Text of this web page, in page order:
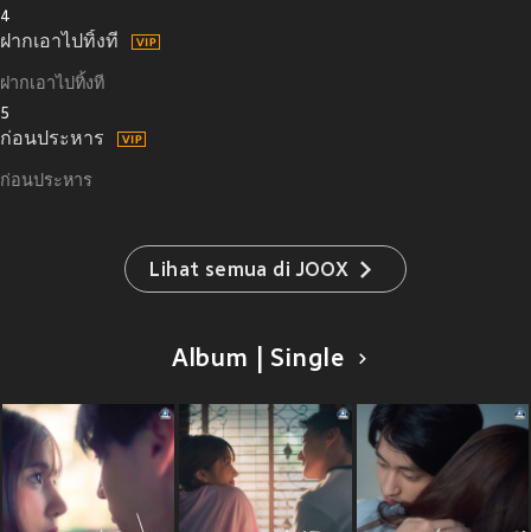
4
ฝากเอาไปทิ้งที
ฝากเอาไปทิ้งที
5
ก่อนประหาร
ก่อนประหาร
Lihat semua di JOOX
Album | Single